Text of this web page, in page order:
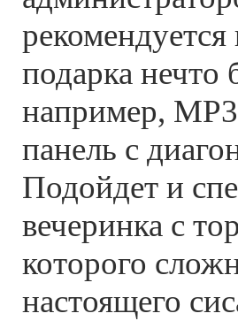
рекомендуется
подарка нечто
например,
панель с
Подойдет и
вечеринка с
которого
настоящего